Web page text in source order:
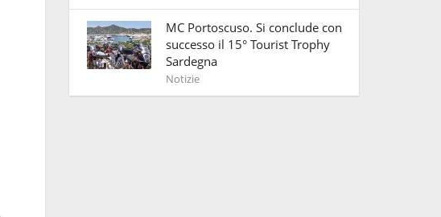
MC Portoscuso. Si conclude con
successo il 15° Tourist Trophy
Sardegna
Notizie